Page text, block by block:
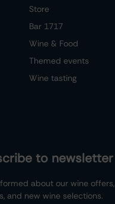
Store
Bar 1717
Wine & Food
Themed events
Wine tasting
to newsletter
about our wine offers,
and new wine selections.